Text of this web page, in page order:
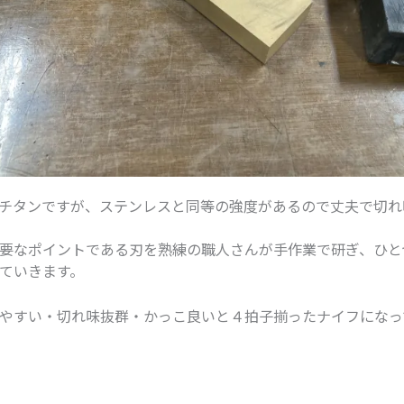
タンですが、ステンレスと同等の強度があるので丈夫で切
なポイントである刃を熟練の職人さんが手作業で研ぎ、ひ
いきます。
すい・切れ味抜群・かっこ良いと４拍子揃ったナイフにな